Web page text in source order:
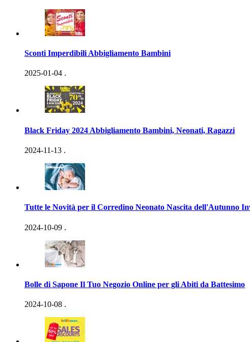
Sconti Imperdibili Abbigliamento Bambini
2025-01-04 .
Black Friday 2024 Abbigliamento Bambini, Neonati, Ragazzi
2024-11-13 .
Tutte le Novità per il Corredino Neonato Nascita dell'Autunno
2024-10-09 .
Bolle di Sapone Il Tuo Negozio Online per gli Abiti da Battesimo
2024-10-08 .